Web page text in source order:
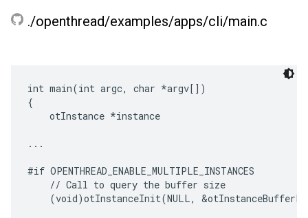
./openthread/examples/apps/cli/main.c
int main(int argc, char *argv[])
{
    otInstance *instance
...
#if OPENTHREAD_ENABLE_MULTIPLE_INSTANCES
    // Call to query the buffer size
(void)otInstanceInit(NULL,